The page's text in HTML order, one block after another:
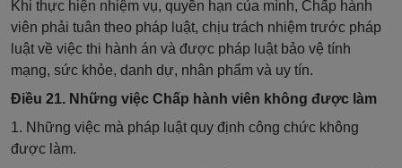
Khi thực hiện nhiệm vụ, quyền hạn của mình, Chấp hành
viên phải tuân theo pháp luật, chịu trách nhiệm trước pháp
luật về việc thi hành án và được pháp luật bảo vệ tính
mạng, sức khỏe, danh dự, nhân phẩm và uy tín.
Điều 21. Những việc Chấp hành viên không được làm
1. Những việc mà pháp luật quy định công chức không
được làm.